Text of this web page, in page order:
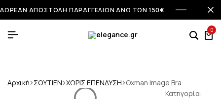
ΔΩΡΕΑΝ ΑΠΟΣΤΟΛΗ ΠΑΡΑΓΓΕΛΙΩΝ ΑΝΩ ΤΩΝ 150€
0
Αρχική ΣΟΥΤΙΕΝ ΧΩΡΙΣ ΕΠΕΝΔΥΣΗ Oxman Image Bra
Κατηγορία: